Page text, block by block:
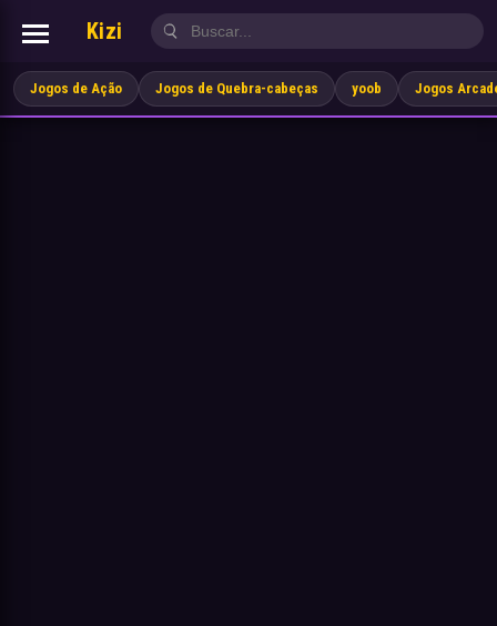
Kizi
Jogos de Ação Jogos de Quebra-cabeças yoob Jogos